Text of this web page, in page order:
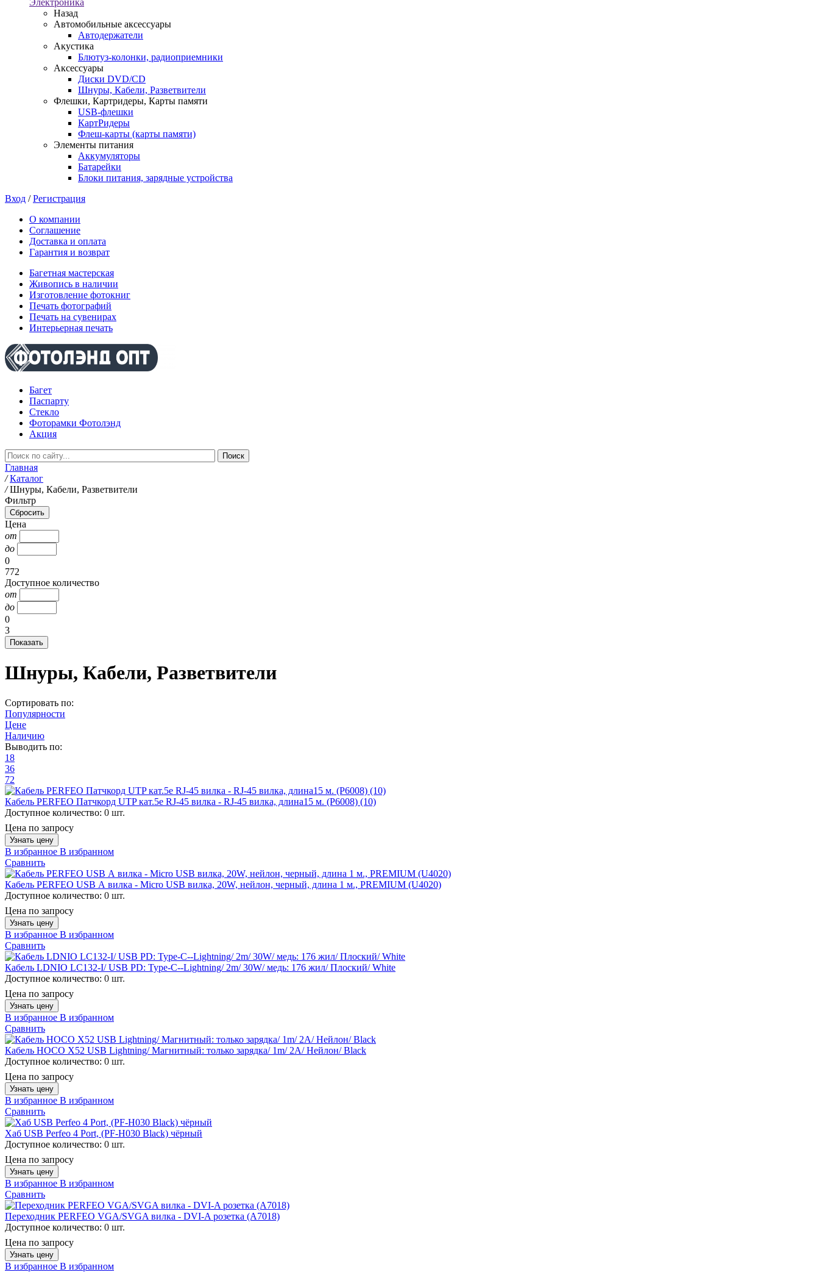
Электроника
Назад
Автомобильные аксессуары
Автодержатели
Акустика
Блютуз-колонки, радиоприемники
Аксессуары
Диски DVD/CD
Шнуры, Кабели, Разветвители
Флешки, Картридеры, Карты памяти
USB-флешки
КартРидеры
Флеш-карты (карты памяти)
Элементы питания
Аккумуляторы
Батарейки
Блоки питания, зарядные устройства
Вход /Регистрация
О компании
Соглашение
Доставка и оплата
Гарантия и возврат
Багетная мастерская
Живопись в наличии
Изготовление фотокниг
Печать фотографий
Печать на сувенирах
Интерьерная печать
Багет
Паспарту
Стекло
Фоторамки Фотолэнд
Акция
Главная
/ Каталог
/ Шнуры, Кабели, Разветвители
Фильтр
Цена
от
до
0
772
Доступное количество
от
до
0
3
Шнуры, Кабели, Разветвители
Сортировать по:
Популярности
Цене
Наличию
Выводить по:
18
36
72
Кабель PERFEO Патчкорд UTP кат.5е RJ-45 вилка - RJ-45 вилка, длина15 м. (P6008) (10)
Доступное количество: 0 шт.
Цена по запросу
Узнать цену
В избранное В избранном
Сравнить
Кабель PERFEO USB А вилка - Micro USB вилка, 20W, нейлон, черный, длина 1 м., PREMIUM (U4020)
Доступное количество: 0 шт.
Цена по запросу
Узнать цену
В избранное В избранном
Сравнить
Кабель LDNIO LC132-I/ USB PD: Type-C--Lightning/ 2m/ 30W/ медь: 176 жил/ Плоский/ White
Доступное количество: 0 шт.
Цена по запросу
Узнать цену
В избранное В избранном
Сравнить
Кабель HOCO X52 USB Lightning/ Магнитный: только зарядка/ 1m/ 2A/ Нейлон/ Black
Доступное количество: 0 шт.
Цена по запросу
Узнать цену
В избранное В избранном
Сравнить
Хаб USB Perfeo 4 Port, (PF-H030 Black) чёрный
Доступное количество: 0 шт.
Цена по запросу
Узнать цену
В избранное В избранном
Сравнить
Переходник PERFEO VGA/SVGA вилка - DVI-A розетка (A7018)
Доступное количество: 0 шт.
Цена по запросу
Узнать цену
В избранное В избранном